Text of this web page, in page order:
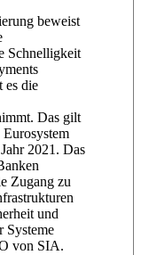
beweist
Schnelligkeit
es die
Das gilt
2021. Das
Zugang zu
und
Systeme
von SIA.